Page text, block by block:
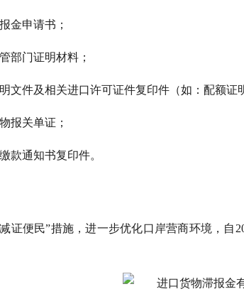
金申请书；
部门证明材料；
明文件及相关进口许可证件复印件（如：配额
报关单证；
款通知书复印件。
证便民”措施，进一步优化口岸营商环境，